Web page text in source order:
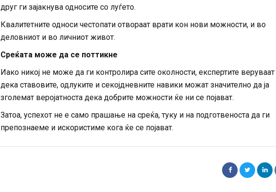
друг ги зајакнува односите со луѓето.
Квалитетните односи честопати отвораат врати кон нови можности, и во
деловниот и во личниот живот.
Среќата може да се поттикне
Иако никој не може да ги контролира сите околности, експертите веруваат
дека ставовите, одлуките и секојдневните навики можат значително да ја
зголемат веројатноста дека добрите можности ќе ни се појават.
Затоа, успехот не е само прашање на среќа, туку и на подготвеноста да ги
препознаеме и искористиме кога ќе се појават.